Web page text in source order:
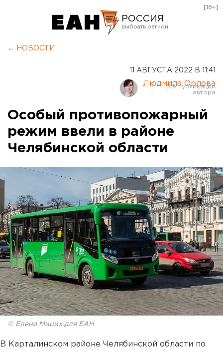
РОССИЯ
Курган
Оренбург
[18+]
← НОВОСТИ
11 АВГУСТА 2022 В 11:41
Людмила Орлова
Особый противопожарный
режим ввели в районе
Челябинской области
© Елена Мицих для ЕАН
В Карталинском районе Челябинской области по